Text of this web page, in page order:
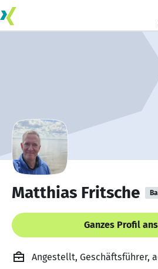
Matthias Fritsche
Ganzes Profil
Angestellt, Geschäftsführer,